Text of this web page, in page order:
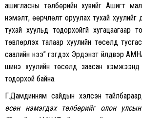
ашигласны төлбөрийн хувийг Ашигт
нэмэлт, өөрчлөлт оруулах тухай
тухай хуульд тодорхойгүй хугацаагаар
төвлөрүүлэх талаар хуулийн төсөлд
саалийн үнээ” гэгдэх Эрдэнэт үйлдвэр
шинэ хуулийн төсөлд заасан хэмжээнд
тодорхой байна.
Г.Дамдинням сайдын хэлсэн
өсөн нэмэгдэх төлбөрийг олон